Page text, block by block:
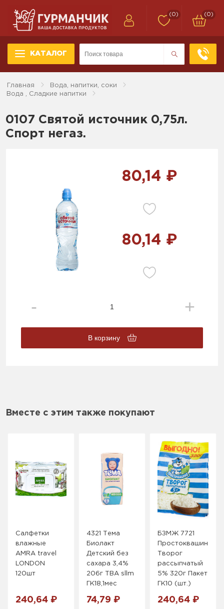
КАТАЛОГ
(0) (0)
Главная
Вода, напитки, соки
Вода , Сладкие напитки
0107 Святой источник 0,75л.
Спорт негаз.
80,14 ₽
80,14 ₽
В корзину
Вместе с этим также покупают
Салфетки
влажные
АMRA travel
LONDON
120шт
240,64 ₽
4321 Тема
Биолакт
Детский без
сахара 3,4%
206г ТВА sllm
ГК18,1мес
74,79 ₽
БЗМЖ 7721
Простоквашино
Творог
рассыпчатый
5% 320г Пакет
ГК10 (шт.)
240,64 ₽